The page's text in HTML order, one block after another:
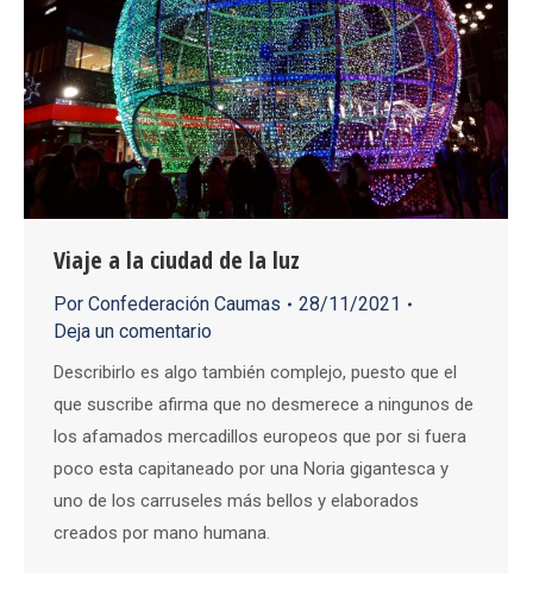
Viaje a la ciudad de la luz
Por Confederación Caumas
28/11/2021
Deja un comentario
Describirlo es algo también complejo, puesto que el
que suscribe afirma que no desmerece a ningunos de
los afamados mercadillos europeos que por si fuera
poco esta capitaneado por una Noria gigantesca y
uno de los carruseles más bellos y elaborados
creados por mano humana.